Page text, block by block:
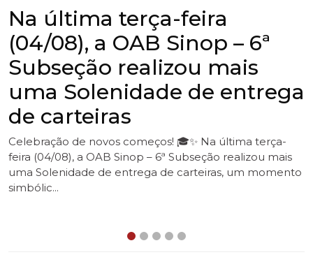
6ª Subseção da OAB Sinop
participa da 3ª edição da
Corrida Maria da Penha
A 6ª Subseção da OAB Sinop participou, neste sábado
(1º), da 3ª edição da Corrida Maria da Penha, promovida
pela Rede de Enfrentamento à Violência Contra a
Mulher de Sinop. A iniciativa r...